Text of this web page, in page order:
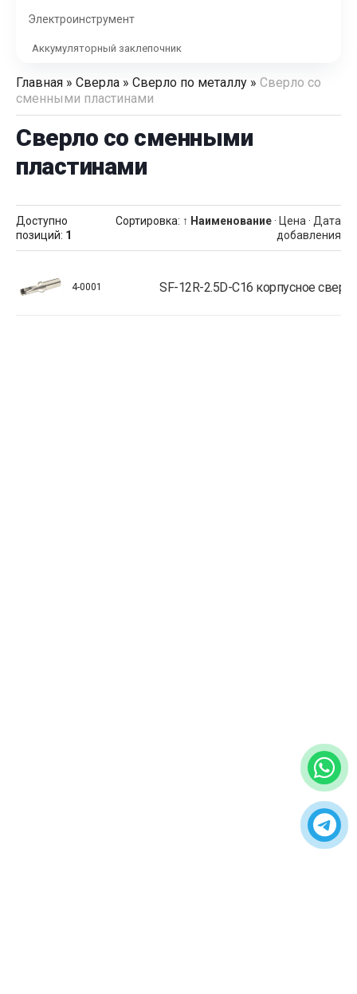
Электроинструмент
Аккумуляторный заклепочник
Главная » Сверла » Сверло по металлу » Сверло со
сменными пластинами
Сверло со сменными
пластинами
Доступно
позиций: 1
Сортировка: ↑ Наименование· Цена · Дата
добавления
4-0001 SF-12R-2.5D-C16 корпусное